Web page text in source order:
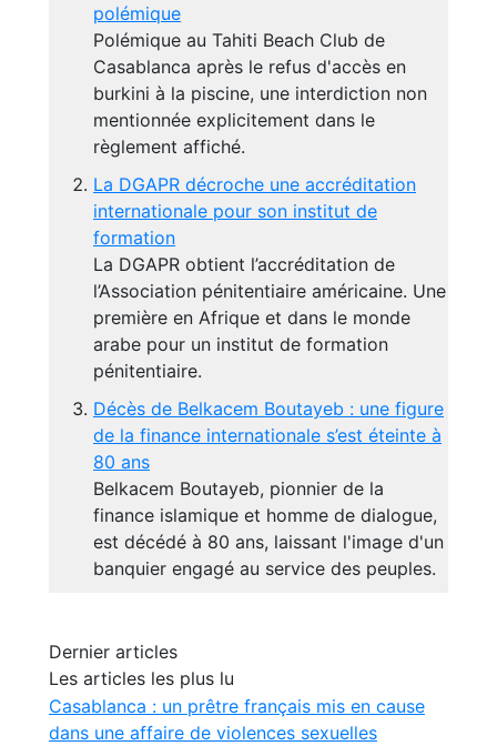
polémique
Polémique au Tahiti Beach Club de
Casablanca après le refus d'accès en
burkini à la piscine, une interdiction non
mentionnée explicitement dans le
règlement affiché.
La DGAPR décroche une accréditation
internationale pour son institut de
formation
La DGAPR obtient l’accréditation de
l’Association pénitentiaire américaine. Une
première en Afrique et dans le monde
arabe pour un institut de formation
pénitentiaire.
Décès de Belkacem Boutayeb : une figure
de la finance internationale s’est éteinte à
80 ans
Belkacem Boutayeb, pionnier de la
finance islamique et homme de dialogue,
est décédé à 80 ans, laissant l'image d'un
banquier engagé au service des peuples.
Dernier articles
Les articles les plus lu
Casablanca : un prêtre français mis en cause
dans une affaire de violences sexuelles